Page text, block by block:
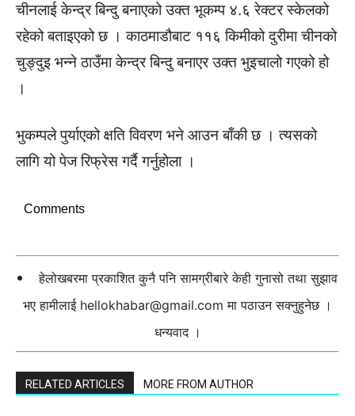
चीनलाई केन्द्र बिन्दु बनाएको उक्त भूकम्प ४.६ रेक्टर स्केलको
रहेको बताइएको छ । काठमाडौबाट ११६ किमीको दुरीमा चीनको
चुङ्दुइ भन्ने ठाउँमा केन्द्र बिन्दु बनाएर उक्त भुइचालो गएको हो
।
भुकम्पले पुर्याएको क्षति विवरण भने आउन बाँकी छ । त्यसको
लागि यो पेज रिफ्रेस गर्दै गर्नुहोला ।
Comments
हेलोखबरमा प्रकाशित कुनै पनि सामग्रीबारे केही गुनासो तथा सुझाव
भए हामीलाई hellokhabar@gmail.com मा पठाउन सक्नुहुनेछ ।
धन्यवाद ।
RELATED ARTICLES MORE FROM AUTHOR